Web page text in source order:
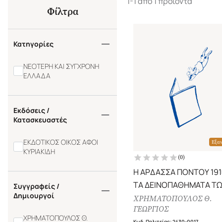
Φίλτρα
Κατηγορίες
ΝΕΟΤΕΡΗ ΚΑΙ ΣΥΓΧΡΟΝΗ
ΕΛΛΑΔΑ
Εκδόσεις /
Κατασκευαστές
ΕΚΔΟΤΙΚΟΣ ΟΙΚΟΣ ΑΦΟΙ
ΚΥΡΙΑΚΙΔΗ
Συγγραφείς /
Δημιουργοί
ΧΡΗΜΑΤΟΠΟΥΛΟΣ Θ.
(0)
Η ΑΡΔΑΣΣΑ ΠΟΝΤΟΥ
ΤΑ ΔΕΙΝΟΠΑΘΗΜΑΤΑ
ΟΜΟΓΕΝΩΝ ΤΟΥ
ΝΟΜΟΥ ΤΡΑΠΕΖΟΥΝΤΟΣ
ΧΡΗΜΑΤΟΠΟΥΛΟΣ Θ.
ΓΕΩΡΓΙΟΣ